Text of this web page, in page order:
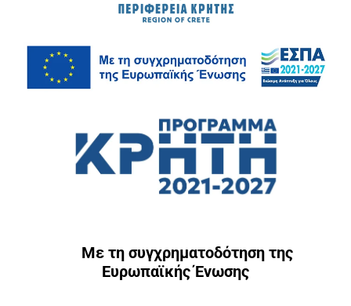
Με τη συγχρηματοδότηση της
Ευρωπαϊκής Ένωσης